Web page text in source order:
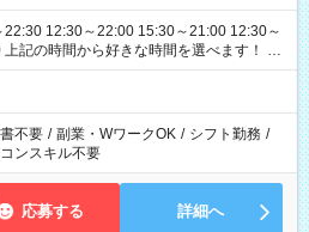
22:30 12:30～22:00 15:30～21:00 12:30～
性があります
不要 / 副業・WワークOK / シフト勤務 /
ンスキル不要
応募する 詳細へ